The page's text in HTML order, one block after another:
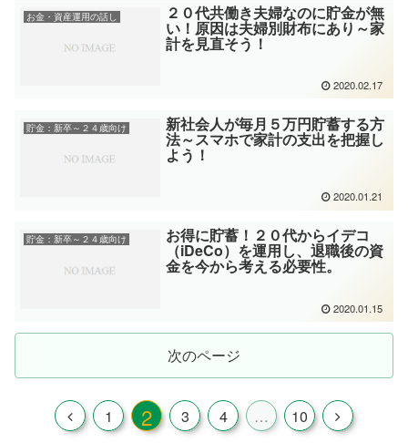
お金・資産運用の話し ２０代共働き夫婦なのに貯金が無
い！原因は夫婦別財布にあり～家
計を見直そう！
2020.02.17
貯金：新卒～２４歳向け 新社会人が毎月５万円貯蓄する方
法～スマホで家計の支出を把握し
よう！
2020.01.21
貯金：新卒～２４歳向け お得に貯蓄！２０代からイデコ
（iDeCo）を運用し、退職後の資
金を今から考える必要性。
2020.01.15
次のページ
1 2 3 4 … 10